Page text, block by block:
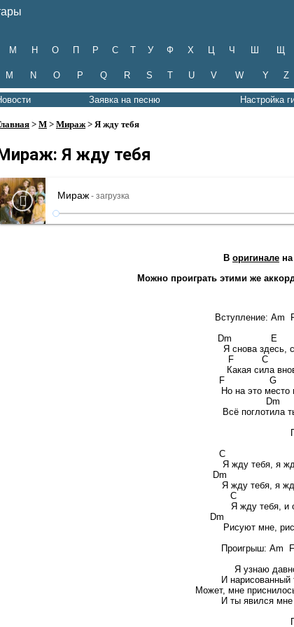
М Н О П Р С Т У Ф Х Ц Ч Ш Щ
M N O P Q R S T U V W Y Z
Заявка на песню Настройка
> М > Мираж> Я жду тебя
Я жду тебя
Мираж - загрузка
В оригинале
Можно проиграть этими же
Вступление: Am
Dm
Я снова здесь,
F
Какая сила
F G
Но на это место
Всё поглотила
C
Я жду тебя, я
Я жду тебя, я
C
Я жду тебя, и
Рисуют мне,
Проигрыш: Am
Я узнаю
И
Может, мне
И ты явился